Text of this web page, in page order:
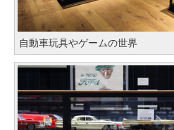
自動車玩具やゲームの世界